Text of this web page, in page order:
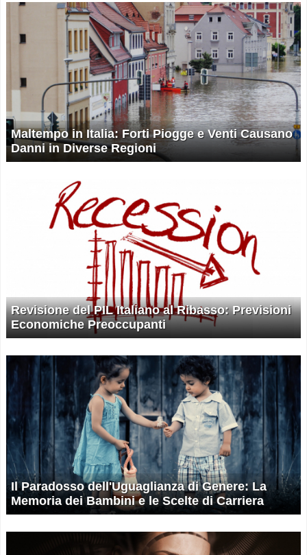
Maltempo in Italia: Forti Piogge e Venti Causano
Danni in Diverse Regioni
Revisione del PIL Italiano al Ribasso: Previsioni
Economiche Preoccupanti
Il Paradosso dell'Uguaglianza di Genere: La
Memoria dei Bambini e le Scelte di Carriera